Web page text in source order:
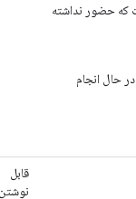
"createRequest"
"requestId":
"status":
حضور نداشته
حال انجام
قابل
نوشتن